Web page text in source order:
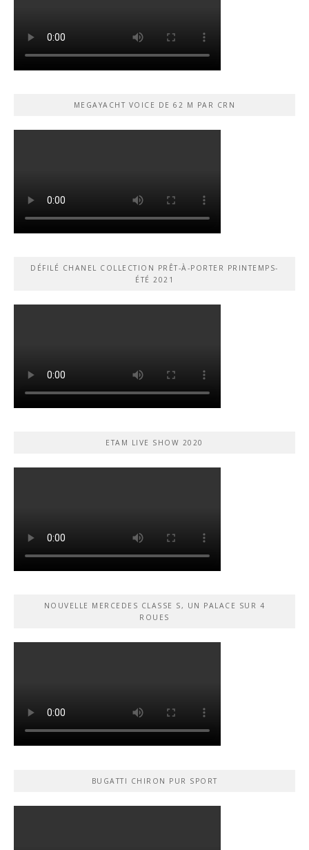
MEGAYACHT VOICE DE 62 M PAR CRN
DÉFILÉ CHANEL COLLECTION PRÊT-À-PORTER PRINTEMPS-
ÉTÉ 2021
ETAM LIVE SHOW 2020
NOUVELLE MERCEDES CLASSE S, UN PALACE SUR 4
ROUES
BUGATTI CHIRON PUR SPORT